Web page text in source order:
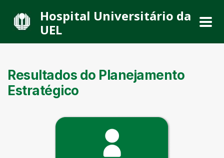
Hospital Universitário da
UEL
Resultados do Planejamento
Estratégico